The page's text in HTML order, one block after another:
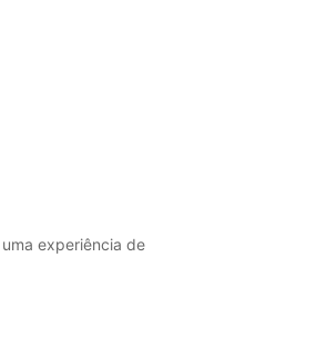
experiência de